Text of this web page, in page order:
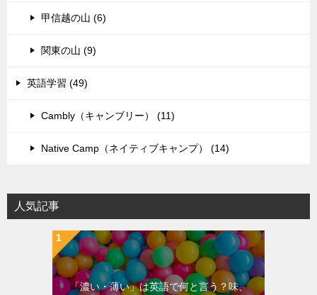
甲信越の山 (6)
関東の山 (9)
英語学習 (49)
Cambly（キャンブリー） (11)
Native Camp（ネイティブキャンプ） (14)
人気記事
「濃い・薄い」は英語で何と言う？味、